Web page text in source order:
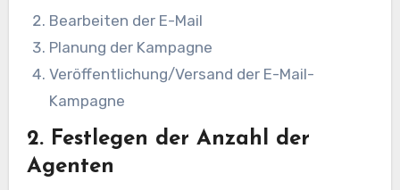
Bearbeiten der E-Mail
Planung der Kampagne
Veröffentlichung/Versand der E-Mail-
Kampagne
2. Festlegen der Anzahl der
Agenten